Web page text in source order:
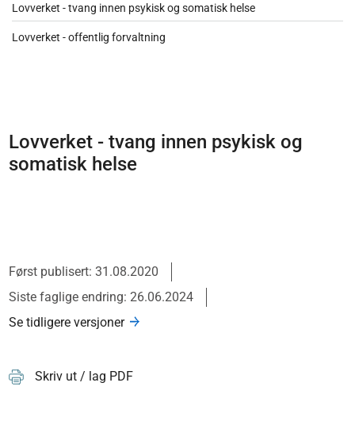
Lovverket - tvang innen psykisk og somatisk helse
Lovverket - offentlig forvaltning
Lovverket - tvang innen psykisk og
somatisk helse
Først publisert: 31.08.2020
Siste faglige endring: 26.06.2024
Se tidligere versjoner
Skriv ut / lag PDF